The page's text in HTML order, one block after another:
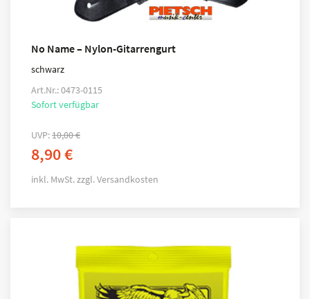
No Name – Nylon-Gitarrengurt
schwarz
Art.Nr.: 0473-0115
Sofort verfügbar
UVP:10,00€
8,90€
inkl. MwSt.zzgl.Versandkosten